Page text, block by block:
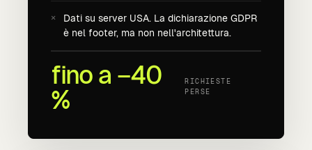
Dati su server USA. La dichiarazione GDPR
è nel footer, ma non nell'architettura.
fino a −40
%
RICHIESTE
PERSE